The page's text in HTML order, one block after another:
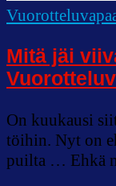
Mitä jäi
On kuukausi
töihin. Nyt on
puilta … Ehkä